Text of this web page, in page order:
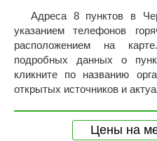
Адреса 8 пунктов в
указанием телефонов
расположением на
подробных данных о
кликните по названию
открытых источников и
Цены на